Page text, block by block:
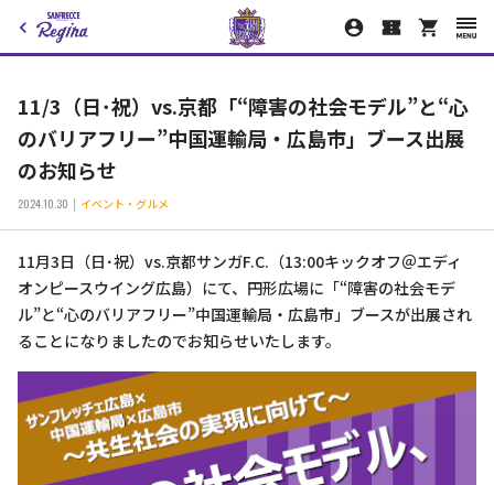
11/3（日･祝）vs.京都「“障害の社会モデル”と“心
のバリアフリー”中国運輸局・広島市」ブース出展
のお知らせ
2024.10.30 イベント・グルメ
11月3日（日･祝）vs.京都サンガF.C.（13:00キックオフ＠エディ
オンピースウイング広島）にて、円形広場に「“障害の社会モデ
ル”と“心のバリアフリー”中国運輸局・広島市」ブースが出展され
ることになりましたのでお知らせいたします。